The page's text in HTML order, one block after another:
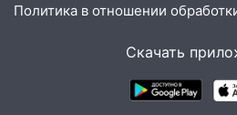
больницей
18-летняя
Политика в отношении
Скачать